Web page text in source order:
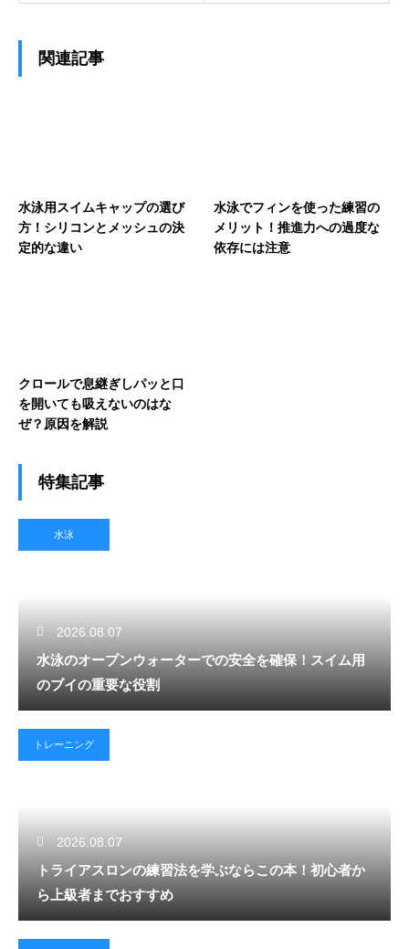
関連記事
水泳用スイムキャップの選び
方！シリコンとメッシュの決
定的な違い
水泳でフィンを使った練習の
メリット！推進力への過度な
依存には注意
クロールで息継ぎしパッと口
を開いても吸えないのはな
ぜ？原因を解説
特集記事
水泳
2026.08.07
水泳のオープンウォーターでの安全を確保！スイム用
のブイの重要な役割
トレーニング
2026.08.07
トライアスロンの練習法を学ぶならこの本！初心者か
ら上級者までおすすめ